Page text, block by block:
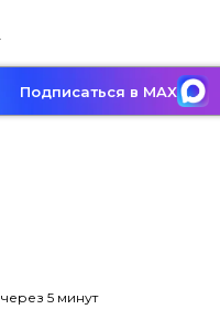
Подписаться в MAX
через 5 минут